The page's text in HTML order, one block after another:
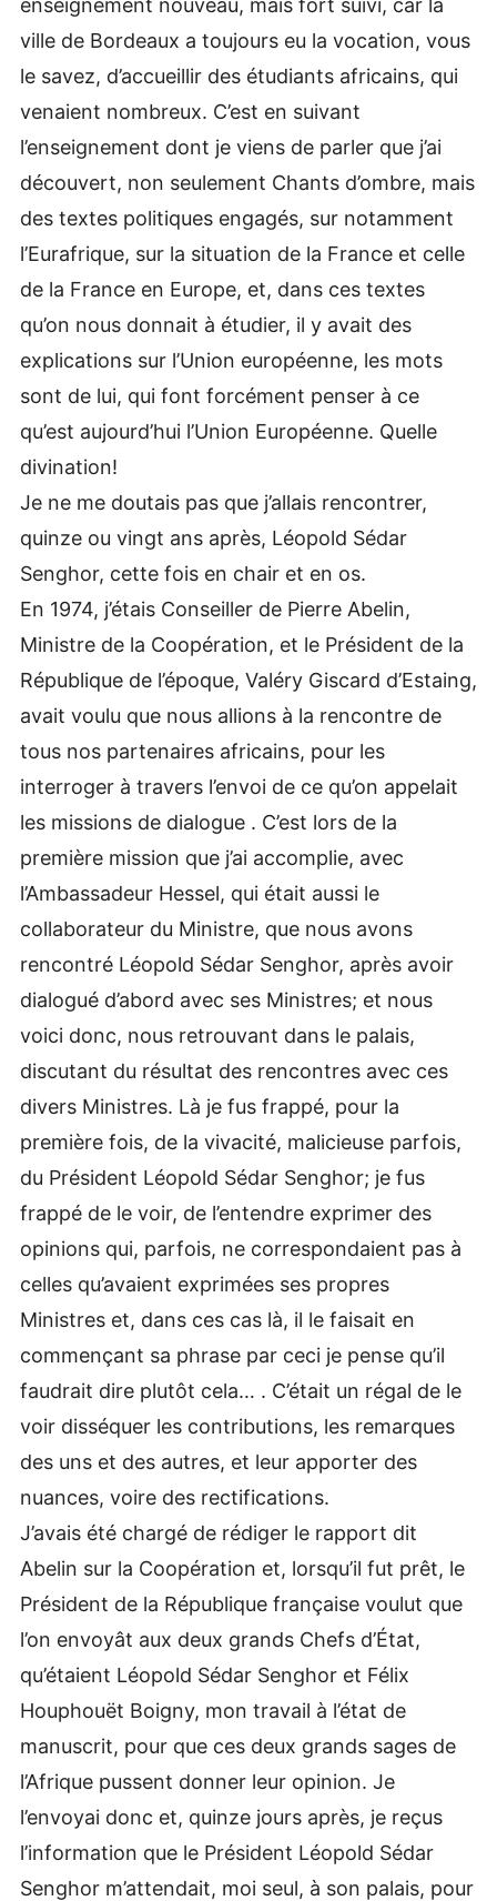
enseignement nouveau, mais fort suivi, car la
ville de Bordeaux a toujours eu la vocation, vous
le savez, d’accueillir des étudiants africains, qui
venaient nombreux. C’est en suivant
l’enseignement dont je viens de parler que j’ai
découvert, non seulement Chants d’ombre, mais
des textes politiques engagés, sur notamment
l’Eurafrique, sur la situation de la France et celle
de la France en Europe, et, dans ces textes
qu’on nous donnait à étudier, il y avait des
explications sur l’Union européenne, les mots
sont de lui, qui font forcément penser à ce
qu’est aujourd’hui l’Union Européenne. Quelle
divination!
Je ne me doutais pas que j’allais rencontrer,
quinze ou vingt ans après, Léopold Sédar
Senghor, cette fois en chair et en os.
En 1974, j’étais Conseiller de Pierre Abelin,
Ministre de la Coopération, et le Président de la
République de l’époque, Valéry Giscard d’Estaing,
avait voulu que nous allions à la rencontre de
tous nos partenaires africains, pour les
interroger à travers l’envoi de ce qu’on appelait
les missions de dialogue . C’est lors de la
première mission que j’ai accomplie, avec
l’Ambassadeur Hessel, qui était aussi le
collaborateur du Ministre, que nous avons
rencontré Léopold Sédar Senghor, après avoir
dialogué d’abord avec ses Ministres; et nous
voici donc, nous retrouvant dans le palais,
discutant du résultat des rencontres avec ces
divers Ministres. Là je fus frappé, pour la
première fois, de la vivacité, malicieuse parfois,
du Président Léopold Sédar Senghor; je fus
frappé de le voir, de l’entendre exprimer des
opinions qui, parfois, ne correspondaient pas à
celles qu’avaient exprimées ses propres
Ministres et, dans ces cas là, il le faisait en
commençant sa phrase par ceci je pense qu’il
faudrait dire plutôt cela… . C’était un régal de le
voir disséquer les contributions, les remarques
des uns et des autres, et leur apporter des
nuances, voire des rectifications.
J’avais été chargé de rédiger le rapport dit
Abelin sur la Coopération et, lorsqu’il fut prêt, le
Président de la République française voulut que
l’on envoyât aux deux grands Chefs d’État,
qu’étaient Léopold Sédar Senghor et Félix
Houphouët Boigny, mon travail à l’état de
manuscrit, pour que ces deux grands sages de
l’Afrique pussent donner leur opinion. Je
l’envoyai donc et, quinze jours après, je reçus
l’information que le Président Léopold Sédar
Senghor m’attendait, moi seul, à son palais, pour